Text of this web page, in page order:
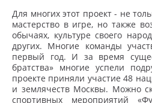
Для многих этот проект - не
мастерство в игре, но также
обычаях, культуре своего
других. Многие команды
первый год. И за время
братства» многие успели
проекте приняли участие 48
и землячеств Москвы. Можно
спортивных мероприятий